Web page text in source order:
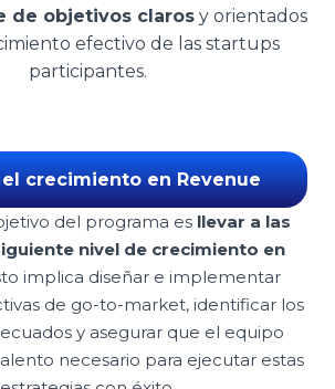
de objetivos clarosy orientados
efectivo de las startups
participantes.
crecimiento en Revenue
del programa es llevar a las
nivel de crecimiento en
implica diseñar e implementar
de go-to-market, identificar los
y asegurar que el equipo
necesario para ejecutar estas